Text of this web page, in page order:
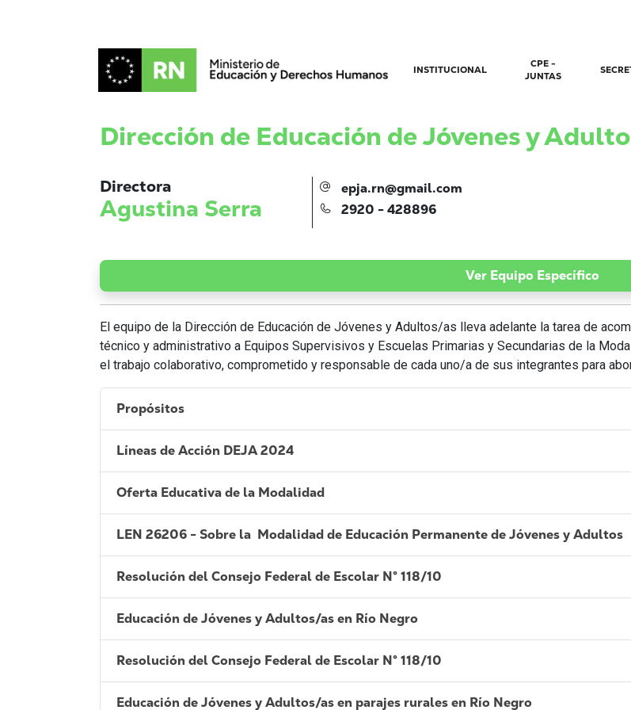
INSTITUCIONAL
CPE -
JUNTAS
Dirección de Educación de Jóvenes y
Directora
Agustina Serra
epja.rn@gmail.com
2920 - 428896
Ver Equipo Específico
El equipo de la Dirección de Educación de Jóvenes y Adultos/as lleva adelante la tarea de
técnico y administrativo a Equipos Supervisivos y Escuelas Primarias y Secundarias de la
el trabajo colaborativo, comprometido y responsable de cada uno/a de sus integrantes para
Propósitos
Líneas de Acción DEJA 2024
Oferta Educativa de la Modalidad
LEN 26206 - Sobre la Modalidad de Educación Permanente de Jóvenes y Adultos
Resolución del Consejo Federal de Escolar N° 118/10
Educación de Jóvenes y Adultos/as en Río Negro
Resolución del Consejo Federal de Escolar N° 118/10
Educación de Jóvenes y Adultos/as en parajes rurales en Río Negro